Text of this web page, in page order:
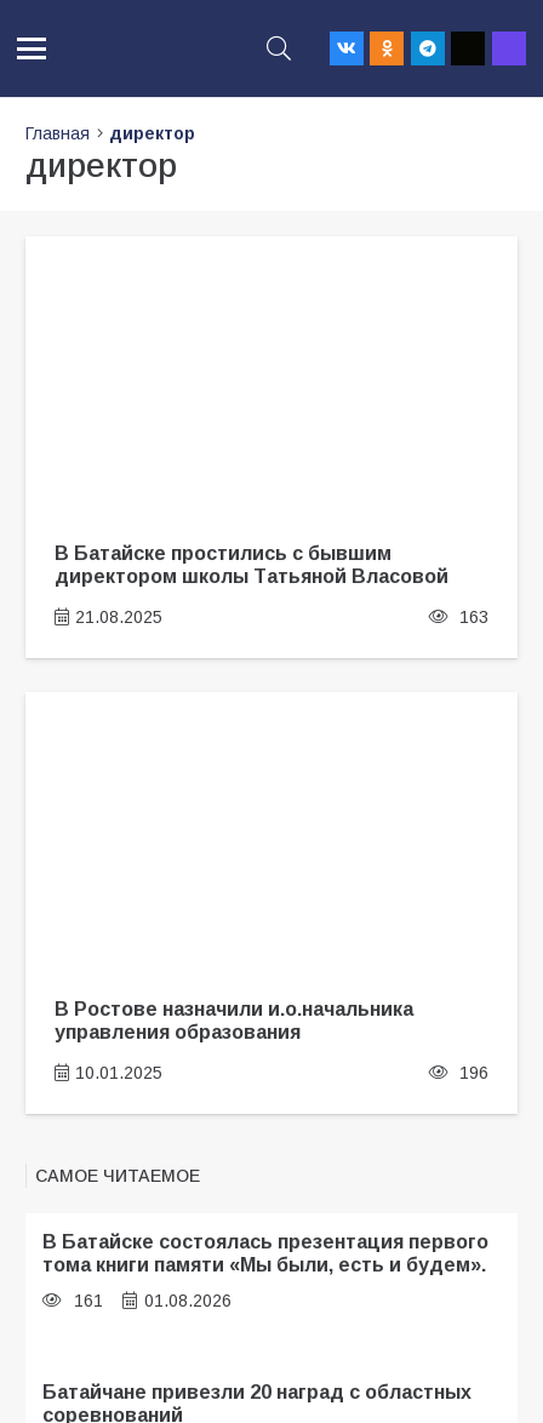
Главная директор
директор
В Батайске простились с бывшим
директором школы Татьяной Власовой
21.08.2025 163
В Ростове назначили и.о.начальника
управления образования
10.01.2025 196
САМОЕ ЧИТАЕМОЕ
В Батайске состоялась презентация первого
тома книги памяти «Мы были, есть и будем».
161 01.08.2026
Батайчане привезли 20 наград с областных
соревнований